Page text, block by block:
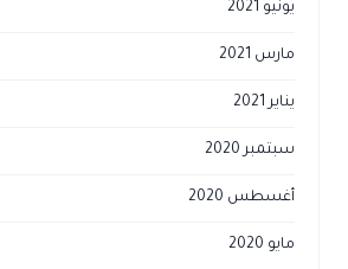
يونيو 2021
مارس 2021
يناير 2021
سبتمبر 2020
أغسطس 2020
مايو 2020